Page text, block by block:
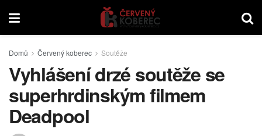
Domů Červený koberec Soutěže
Vyhlášení drzé soutěže se
superhrdinským filmem
Deadpool